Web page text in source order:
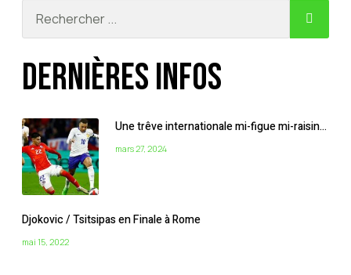
Dernières infos
Une trêve internationale mi-figue mi-raisin…
mars 27, 2024
Djokovic / Tsitsipas en Finale à Rome
mai 15, 2022